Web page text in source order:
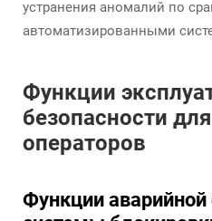
устранения аномалий по
автоматизированными
Функции
безопасности
операторов
Функции аварийной